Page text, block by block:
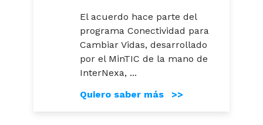
El acuerdo hace parte del
programa Conectividad para
Cambiar Vidas, desarrollado
por el MinTIC de la mano de
InterNexa, ...
Quiero saber más >>